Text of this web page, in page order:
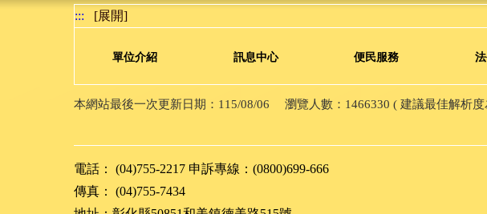
::: [展開]
單位介紹 訊息中心 便民服務
本網站最後一次更新日期：115/08/06 瀏覽人數：1466330 ( 建議最佳解析
電話： (04)755-2217 申訴專線：(0800)699-666
傳真： (04)755-7434